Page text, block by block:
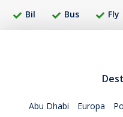
Bil Bus Fly
Abu Dhabi Europa